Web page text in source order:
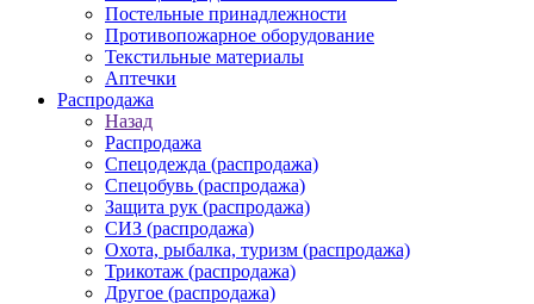
Постельные принадлежности
Противопожарное оборудование
Текстильные материалы
Аптечки
Распродажа
Назад
Распродажа
Спецодежда (распродажа)
Спецобувь (распродажа)
Защита рук (распродажа)
СИЗ (распродажа)
Охота, рыбалка, туризм (распродажа)
Трикотаж (распродажа)
Другое (распродажа)